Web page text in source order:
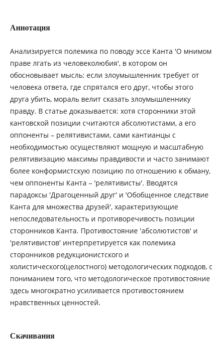
Аннотация
Анализируется полемика по поводу эссе Канта 'О мнимом
праве лгать из человеколюбия', в котором он
обосновывает мысль: если злоумышленник требует от
человека ответа, где спрятался его друг, чтобы этого
друга убить, мораль велит сказать злоумышленнику
правду. В статье доказывается: хотя сторонники этой
кантовской позиции считаются абсолютистами, а его
оппоненты – релятивистами, сами кантианцы с
необходимостью осуществляют мощную и масштабную
релятивизацию максимы правдивости и часто занимают
более конформистскую позицию по отношению к обману,
чем оппоненты Канта – 'релятивисты'. Вводятся
парадоксы 'Драгоценный друг' и 'Обобщенное следствие
Канта для множества друзей', характеризующие
непоследовательность и противоречивость позиции
сторонников Канта. Противостояние 'абсолютистов' и
'релятивистов' интерпретируется как полемика
сторонников редукционистского и
холистического(целостного) методологических подходов, с
пониманием того, что методологическое противостояние
здесь многократно усиливается противостоянием
нравственных ценностей.
Скачивания